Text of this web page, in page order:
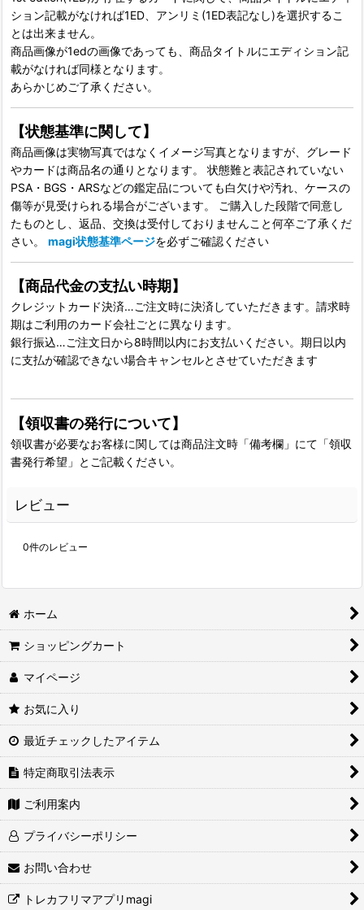
ション記載がなければ1ED、アンリミ(1ED表記なし)を選択するこ
とは出来ません。
商品画像が1edの画像であっても、商品タイトルにエディション記
載がなければ同様となります。
あらかじめご了承ください。
【状態基準に関して】
商品画像は実物写真ではなくイメージ写真となりますが、グレード
やカードは商品名の通りとなります。 状態難と表記されていない
PSA・BGS・ARSなどの鑑定品についても白欠けや汚れ、ケースの
傷等が見受けられる場合がございます。 ご購入した段階で同意し
たものとし、返品、交換は受付しておりませんこと何卒ご了承くだ
さい。 magi状態基準ページを必ずご確認ください
【商品代金の支払い時期】
クレジットカード決済…ご注文時に決済していただきます。請求時
期はご利用のカード会社ごとに異なります。
銀行振込…ご注文日から8時間以内にお支払いください。期日以内
に支払が確認できない場合キャンセルとさせていただきます
【領収書の発行について】
領収書が必要なお客様に関しては商品注文時「備考欄」にて「領収
書発行希望」とご記載ください。
レビュー
0件のレビュー
ホーム
ショッピングカート
マイページ
お気に入り
最近チェックしたアイテム
特定商取引法表示
ご利用案内
プライバシーポリシー
お問い合わせ
トレカフリマアプリmagi